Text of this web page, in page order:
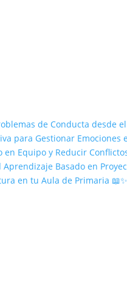
de Conducta desde
para Gestionar Emociones
Equipo y Reducir
Basado en
en tu Aula de Primaria 📖✨